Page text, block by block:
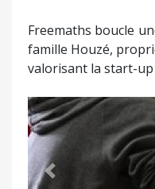
Freemaths boucle
famille Houzé,
valorisant la start-up
Précédent